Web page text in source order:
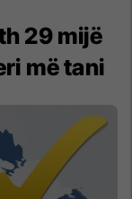
29 mijë
më tani